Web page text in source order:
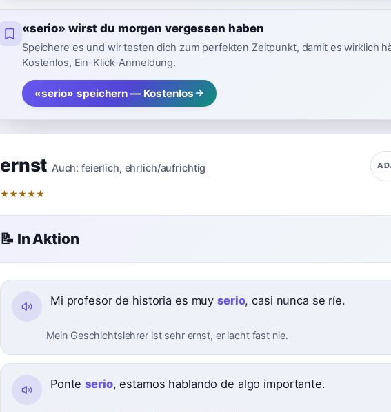
«serio» wirst du morgen vergessen haben
Speichere es und wir testen dich zum perfekten Zeitpunkt, damit es wirklich
Kostenlos, Ein-Klick-Anmeldung.
«serio» speichern — Kostenlos
ernst Auch: feierlich, ehrlich/aufrichtig
★★★★★
📝 In Aktion
Mi profesor de historia es muyserio, casi nunca se ríe.
Mein Geschichtslehrer ist sehr ernst, er lacht fast nie.
Ponteserio, estamos hablando de algo importante.